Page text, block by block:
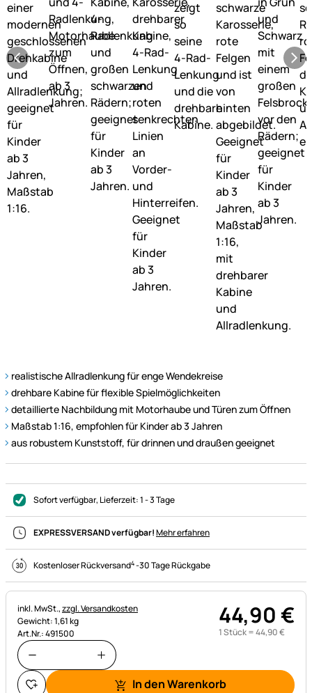
realistische Allradlenkung für enge Wendekreise
drehbare Kabine für flexible Spielmöglichkeiten
detaillierte Nachbildung mit Motorhaube und Türen zum Öffnen
Maßstab 1:16, empfohlen für Kinder ab 3 Jahren
aus robustem Kunststoff, für drinnen und draußen geeignet
Sofort verfügbar, Lieferzeit:1 - 3 Tage
EXPRESSVERSAND verfügbar!Mehr erfahren
Kostenloser Rückversand4-30 Tage Rückgabe
Steuerhinweis:
inkl. MwSt.,zzgl. Versandkosten
Gewicht: 1,61 kg
Art.Nr.: 491500
44,90€
1 Stück =44,90€
In den Warenkorb